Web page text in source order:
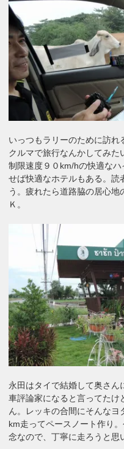
いっつもラリーのために訪れ
クルマで旅行なんかしてみた
制限速度９０km/hの快適な
せば快適なホテルもある。読
う。疲れたら道路脇の居心地
Ｋ。
永田はタイで結婚して奥さん
車評論家になると言ってた
ん。レッキの合間にそんなヨ
km走ってペースノート作り
念なので、丁寧に走ろうと思